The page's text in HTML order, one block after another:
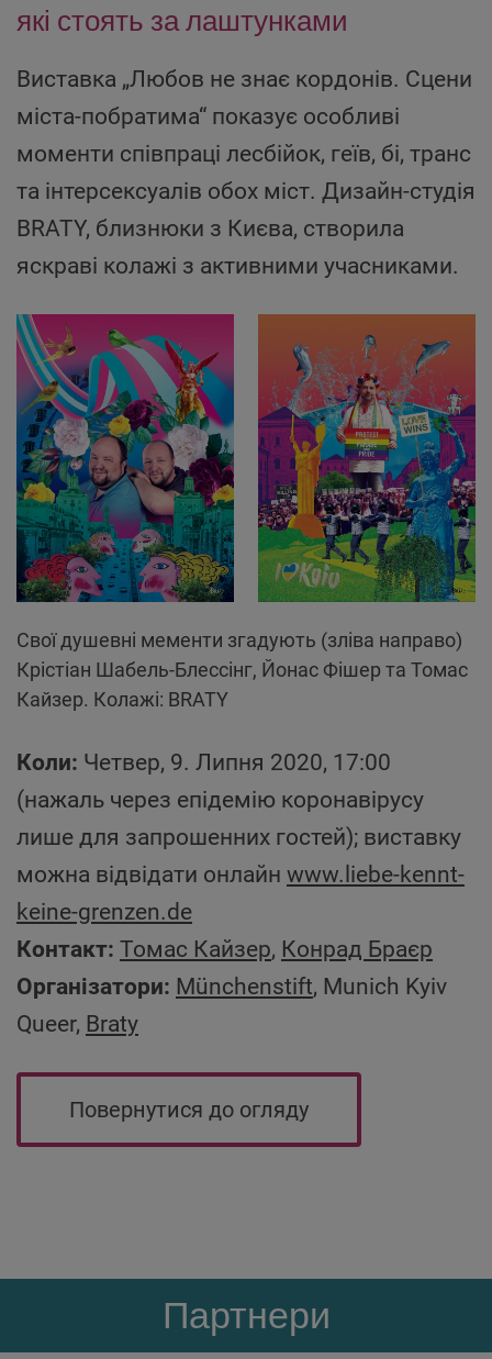
які стоять за лаштунками
Виставка „Любов не знає кордонів. Сцени
міста-побратима“ показує особливі
моменти співпраці лесбійок, геїв, бі, транс
та інтерсексуалів обох міст. Дизайн-студія
BRATY, близнюки з Києва, створила
яскраві колажi з активними учасниками.
Свої душевні мементи згадують (зліва направо)
Крістіан Шабель-Блессінг, Йонас Фішер та Томас
Кайзер. Колажі: BRATY
Коли: Четвер, 9. Липня 2020, 17:00
(нажаль через епідемію коронавірусу
лише для запрошенних гостей); виставку
можна відвідати онлайн www.liebe-kennt-
keine-grenzen.de
Контакт: Томас Кайзер, Конрад Браєр
Організатори: Münchenstift, Munich Kyiv
Queer, Braty
Повернутися до огляду
Партнери